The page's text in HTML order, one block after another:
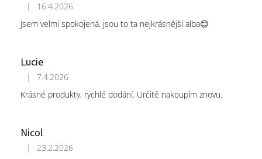
Hodnocení obchodu je 5 z 5 hvězdiček.
|
16.4.2026
Jsem velmi spokojená, jsou to ta nejkrásnější alba😊
Lucie
Hodnocení obchodu je 5 z 5 hvězdiček.
|
7.4.2026
Krásné produkty, rychlé dodání. Určitě nakoupím znovu.
Nicol
Hodnocení obchodu je 5 z 5 hvězdiček.
|
23.2.2026